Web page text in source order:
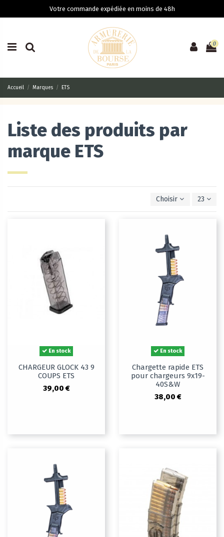
Votre commande expédiée en moins de 48h
0
Accueil Marques ETS
Liste des produits par
marque ETS
Choisir 23
En stock
CHARGEUR GLOCK 43 9
COUPS ETS
39,00 €
En stock
Chargette rapide ETS
pour chargeurs 9x19-
40S&W
38,00 €